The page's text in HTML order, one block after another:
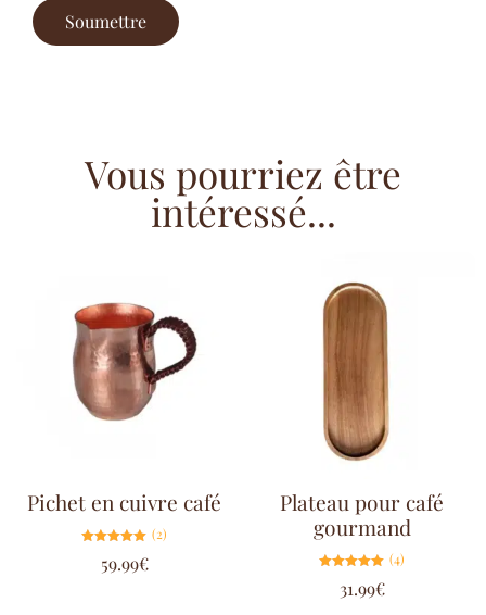
Vous pourriez être
intéressé...
Pichet en cuivre café
5.00
sur 5
(2)
59.99€
Plateau pour café
gourmand
5.00
sur 5
(4)
31.99€